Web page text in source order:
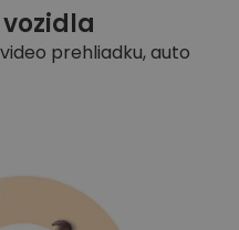
prehliadku, auto